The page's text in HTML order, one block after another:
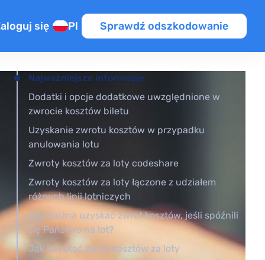
na lot przesiadkowy
lot
się Pl Sprawdź odszkodowanie
Najważniejsze informacje
Dodatki i opcje dodatkowe uwzględnione w
zwrocie kosztów biletu
Uzyskanie zwrotu kosztów w przypadku
anulowania lotu
Zwroty kosztów za loty codeshare
Zwroty kosztów za loty łączone z udziałem
różnych linii lotniczych
Czy można uzyskać zwrot kosztów, jeśli spóźnili
się Państwo na lot?
Jak uzyskać zwrot kosztów za loty